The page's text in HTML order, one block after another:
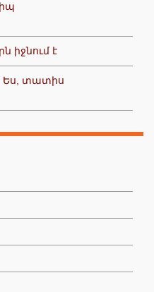
իջնում է
| Ես, տատիս